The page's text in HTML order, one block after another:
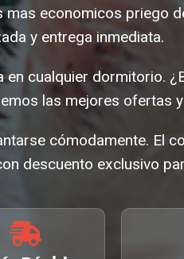
economicos priego
y entrega inmediata.
en cualquier dormitorio.
las mejores ofertas
cómodamente. El
descuento exclusivo